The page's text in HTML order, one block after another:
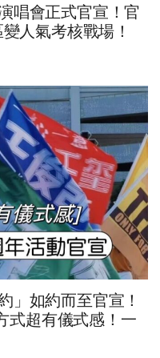
唱會正式官宣！官
人氣考核戰場！
」如約而至官宣！
式超有儀式感！一